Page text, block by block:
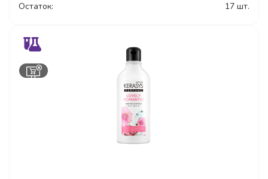
Остаток:
17 шт.